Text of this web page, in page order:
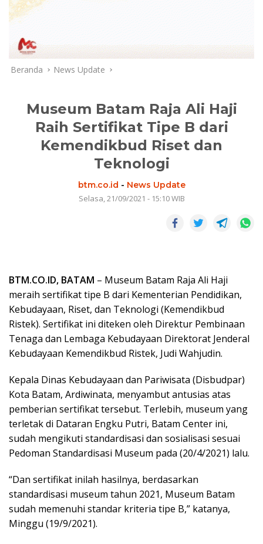
Beranda News Update
Museum Batam Raja Ali Haji
Raih Sertifikat Tipe B dari
Kemendikbud Riset dan
Teknologi
btm.co.id - News Update
Selasa, 21/09/2021 - 15:10 WIB
BTM.CO.ID, BATAM – Museum Batam Raja Ali Haji
meraih sertifikat tipe B dari Kementerian Pendidikan,
Kebudayaan, Riset, dan Teknologi (Kemendikbud
Ristek). Sertifikat ini diteken oleh Direktur Pembinaan
Tenaga dan Lembaga Kebudayaan Direktorat Jenderal
Kebudayaan Kemendikbud Ristek, Judi Wahjudin.
Kepala Dinas Kebudayaan dan Pariwisata (Disbudpar)
Kota Batam, Ardiwinata, menyambut antusias atas
pemberian sertifikat tersebut. Terlebih, museum yang
terletak di Dataran Engku Putri, Batam Center ini,
sudah mengikuti standardisasi dan sosialisasi sesuai
Pedoman Standardisasi Museum pada (20/4/2021) lalu.
“Dan sertifikat inilah hasilnya, berdasarkan
standardisasi museum tahun 2021, Museum Batam
sudah memenuhi standar kriteria tipe B,” katanya,
Minggu (19/9/2021).